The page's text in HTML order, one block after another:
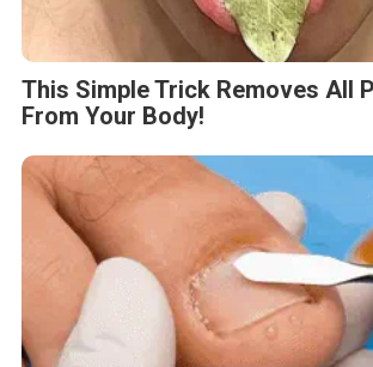
This Simple Trick Removes All
From Your Body!